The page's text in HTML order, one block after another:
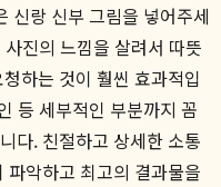
신랑 신부 그림을 넣어주세
진의 느낌을 살려서 따뜻
하는 것이 훨씬 효과적입
등 세부적인 부분까지 꼼
다. 친절하고 상세한 소통
악하고 최고의 결과물을